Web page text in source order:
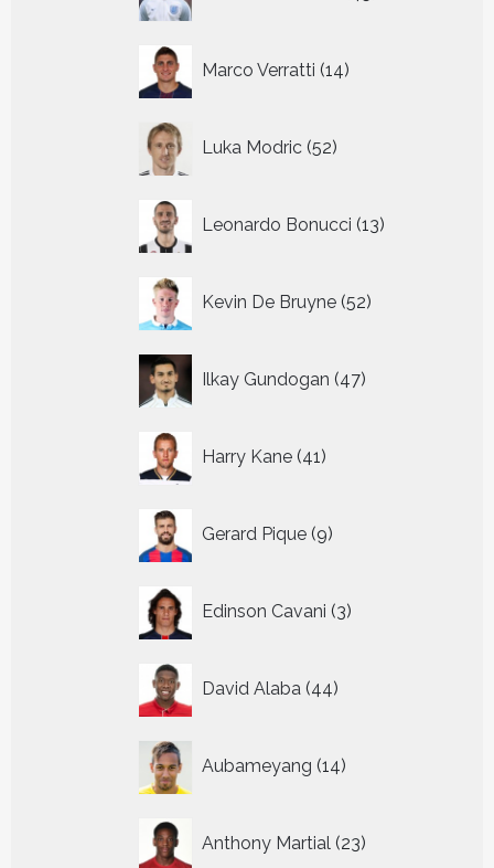
producten
Marco Verratti 14
producten
Luka Modric 52
producten
Leonardo Bonucci 13
producten
Kevin De Bruyne 52
producten
Ilkay Gundogan 47
producten
Harry Kane 41
producten
Gerard Pique 9
producten
Edinson Cavani 3
producten
David Alaba 44
producten
Aubameyang 14
producten
Anthony Martial 23
producten